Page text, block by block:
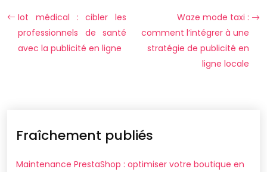
Iot médical : cibler les
professionnels de santé
avec la publicité en ligne
Waze mode taxi :
comment l’intégrer à une
stratégie de publicité en
ligne locale
Fraîchement publiés
Maintenance PrestaShop : optimiser votre boutique en